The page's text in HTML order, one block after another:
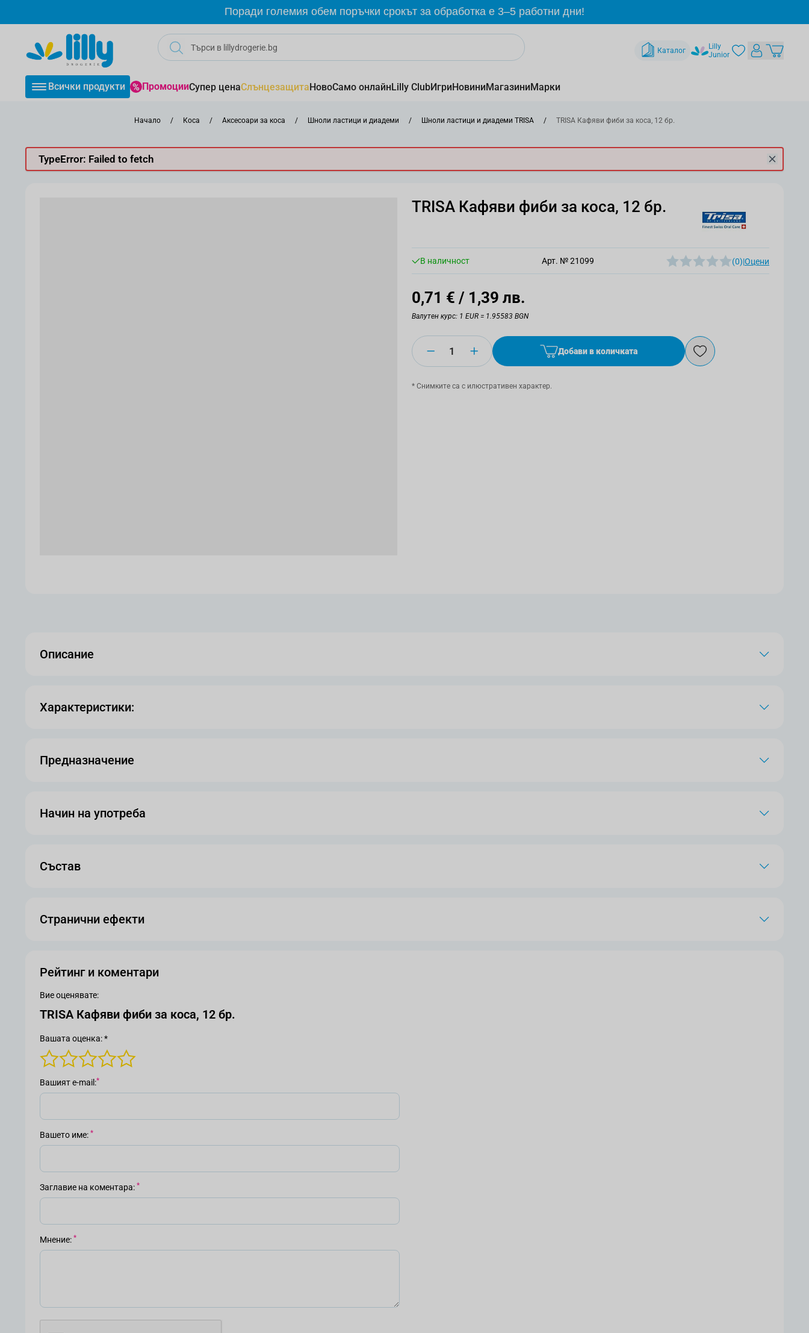
Поради големия обем поръчки срокът за обработка е 3–5 работни дни!
Каталог
Lilly
Junior
Всички продукти ПромоцииСупер ценаСлънцезащитаНовоСамо онлайнLilly ClubИгриНовиниМагазиниМарки
Начало / Коса / Аксесоари за коса / Шноли ластици и диадеми / Шноли ластици и диадеми TRISA / TRISA Кафяви фиби за коса, 12 бр.
TypeError: Failed to fetch
TRISA Кафяви фиби за коса, 12 бр.
В наличност Арт. №21099 (0)|Оцени
0,71 € / 1,39 лв.
Валутен курс: 1 EUR = 1.95583 BGN
Количество Добави в количката
* Снимките са с илюстративен характер.
Описание
Характеристики:
Предназначение
Начин на употреба
Състав
Странични ефекти
Рейтинг и коментари
Вие оценявате:
TRISA Кафяви фиби за коса, 12 бр.
Вашата оценка: *
Вашият е-mail
Вашето име
Заглавие на коментара
Мнение